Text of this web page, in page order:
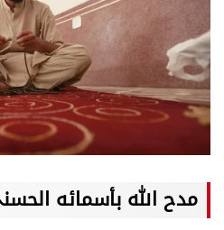
مدح الله بأسمائه